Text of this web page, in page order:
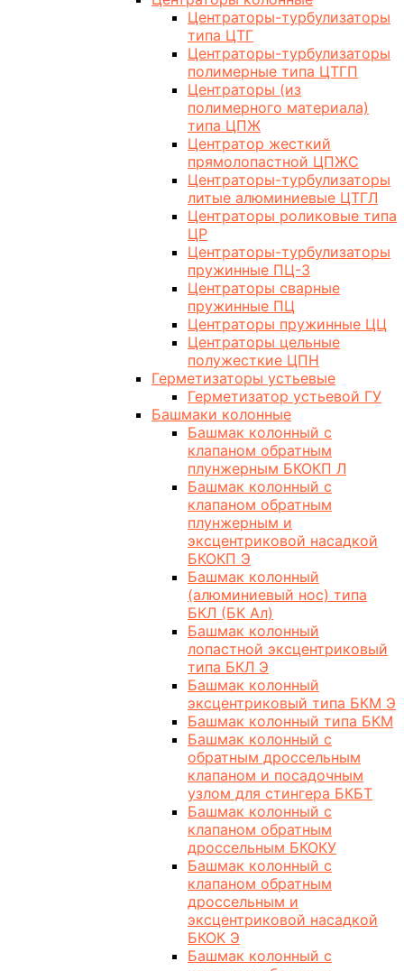
Центраторы-турбулизаторы
типа ЦТГ
Центраторы-турбулизаторы
полимерные типа ЦТГП
Центраторы (из
полимерного материала)
типа ЦПЖ
Центратор жесткий
прямолопастной ЦПЖС
Центраторы-турбулизаторы
литые алюминиевые ЦТГЛ
Центраторы роликовые типа
ЦР
Центраторы-турбулизаторы
пружинные ПЦ-3
Центраторы сварные
пружинные ПЦ
Центраторы пружинные ЦЦ
Центраторы цельные
полужесткие ЦПН
Герметизаторы устьевые
Герметизатор устьевой ГУ
Башмаки колонные
Башмак колонный с
клапаном обратным
плунжерным БКОКП Л
Башмак колонный с
клапаном обратным
плунжерным и
эксцентриковой насадкой
БКОКП Э
Башмак колонный
(алюминиевый нос) типа
БКЛ (БК Ал)
Башмак колонный
лопастной эксцентриковый
типа БКЛ Э
Башмак колонный
эксцентриковый типа БКМ Э
Башмак колонный типа БКМ
Башмак колонный с
обратным дроссельным
клапаном и посадочным
узлом для стингера БКБТ
Башмак колонный с
клапаном обратным
дроссельным БКОКУ
Башмак колонный с
клапаном обратным
дроссельным и
эксцентриковой насадкой
БКОК Э
Башмак колонный с